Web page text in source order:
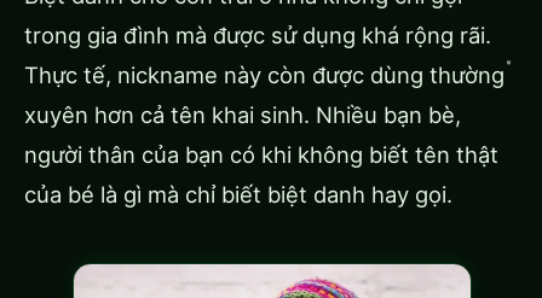
trong gia đình mà được sử dụng khá rộng rãi.
Thực tế, nickname này còn được dùng thường
xuyên hơn cả tên khai sinh. Nhiều bạn bè,
người thân của bạn có khi không biết tên thật
của bé là gì mà chỉ biết biệt danh hay gọi.